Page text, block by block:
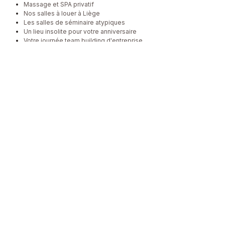
Massage et SPA privatif
Nos salles à louer à Liège
Les salles de séminaire atypiques
Un lieu insolite pour votre anniversaire
Votre journée team building d'entreprise